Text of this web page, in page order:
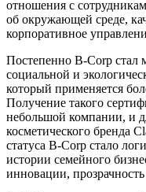
отношения с
об окружающей среде,
корпоративное
Постепенно B-Corp
социальной и
который применяется
Получение такого
небольшой компании, и
косметического бренда
статуса B-Corp стало
истории семейного
инновации,